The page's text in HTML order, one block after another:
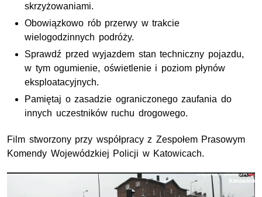
skrzyżowaniami.
Obowiązkowo rób przerwy w trakcie
wielogodzinnych podróży.
Sprawdź przed wyjazdem stan techniczny pojazdu,
w tym ogumienie, oświetlenie i poziom płynów
eksploatacyjnych.
Pamiętaj o zasadzie ograniczonego zaufania do
innych uczestników ruchu drogowego.
Film stworzony przy współpracy z Zespołem Prasowym
Komendy Wojewódzkiej Policji w Katowicach.